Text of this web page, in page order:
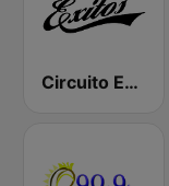
Circuito Exitos 99.9 FM